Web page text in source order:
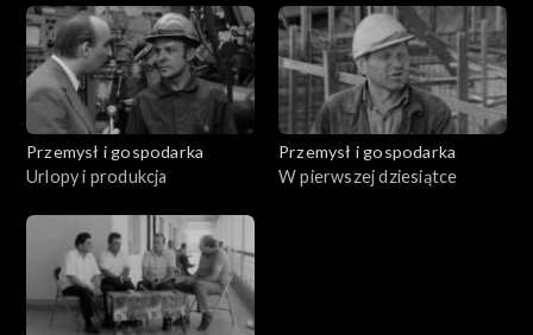
Przemysł i gospodarka
Urlopy i produkcja
Przemysł i gospodarka
W pierwszej dziesiątce